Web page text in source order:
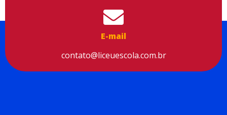
E-mail
contato@liceuescola.com.br